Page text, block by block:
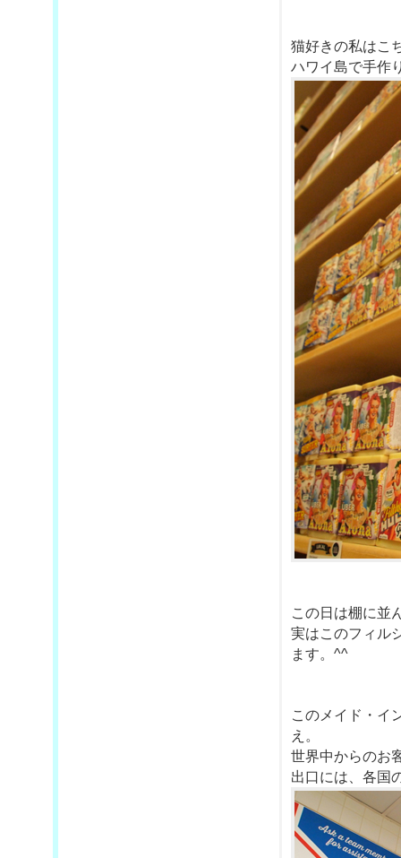
猫好きの私はこ
ハワイ島で手作
この日は棚に並
実はこのフィル
ます。^^
このメイド・イ
え。
世界中からのお
出口には、各国